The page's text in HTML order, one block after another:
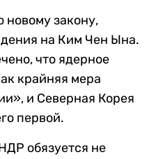
новому закону,
на Ким Чен Ына.
что ядерное
крайняя мера
и Северная Корея
первой.
обязуется не